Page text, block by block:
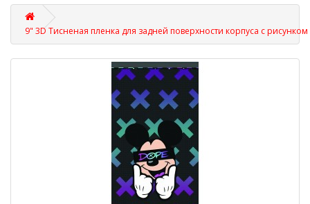
9" 3D Тисненая пленка для задней поверхности корпуса с